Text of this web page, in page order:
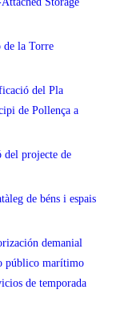
de la Torre
del Pla
de Pollença a
del projecte de
de béns i espais
demanial
público marítimo
de temporada